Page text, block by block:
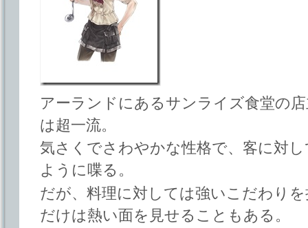
アーランドにあるサンライズ食堂の
は超一流。
気さくでさわやかな性格で、客に対
ように喋る。
だが、料理に対しては強いこだわり
だけは熱い面を見せることもある。